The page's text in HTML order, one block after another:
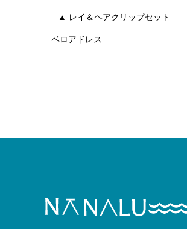
▲ レイ＆ヘアクリップセット
ベロアドレス